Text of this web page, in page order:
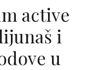
active
i
u